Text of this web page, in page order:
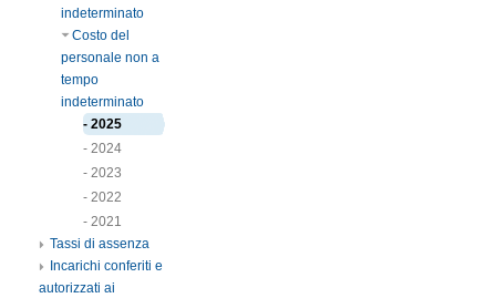
indeterminato
Costo del
personale non a
tempo
indeterminato
- 2025
- 2024
- 2023
- 2022
- 2021
Tassi di assenza
Incarichi conferiti e
autorizzati ai